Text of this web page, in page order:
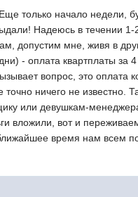
Еще только начало недели,
Надеюсь в течении 1-
допустим мне, живя в
- оплата квартплаты за
вопрос, это оплата
ничего не известно.
или девушкам-
вложили, вот и
время нам всем